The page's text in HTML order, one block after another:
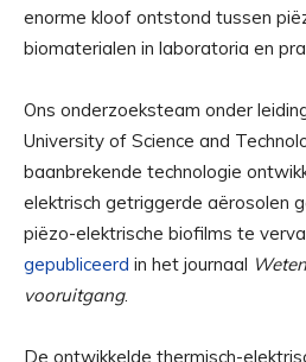
enorme kloof ontstond tussen
biomaterialen in laboratoria en
Ons onderzoeksteam onder
University of Science and
baanbrekende technologie
elektrisch getriggerde aërosolen
piëzo-elektrische biofilms te
gepubliceerd in het journaal
vooruitgang.
De ontwikkelde thermisch-